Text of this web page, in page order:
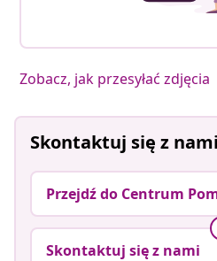
Zobacz, jak przesyłać zdjęcia
Skontaktuj się z
Przejdź do Centrum
Skontaktuj się z nami